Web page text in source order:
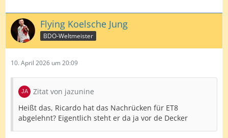
Flying Koelsche Jung
BDO-Weltmeister
10. April 2026 um 20:09
Zitat von jazunine
Heißt das, Ricardo hat das Nachrücken für ET8
abgelehnt? Eigentlich steht er da ja vor de Decker